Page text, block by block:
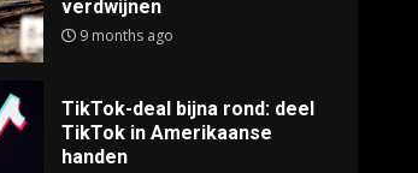
verdwijnen
9 months ago
TikTok-deal bijna rond: deel
TikTok in Amerikaanse
handen